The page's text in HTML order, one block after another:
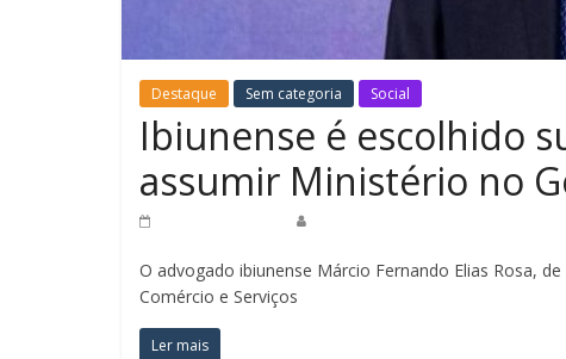
Destaque Sem categoria Social
Ibiunense é escolhido
assumir Ministério no
O advogado ibiunense Márcio Fernando Elias Rosa,
Comércio e Serviços
Ler mais